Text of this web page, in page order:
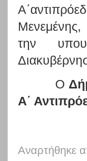
την
Ο
Α΄
Αναρτήθηκε